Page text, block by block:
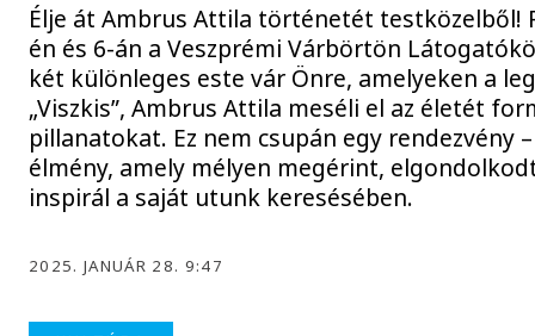
Élje át Ambrus Attila történetét testközelből!
én és 6-án a Veszprémi Várbörtön
két különleges este vár Önre, amelyeken a
„Viszkis”, Ambrus Attila meséli el az életét
pillanatokat. Ez nem csupán egy rendezvény
élmény, amely mélyen megérint,
inspirál a saját utunk keresésében.
2025. JANUÁR 28. 9:47